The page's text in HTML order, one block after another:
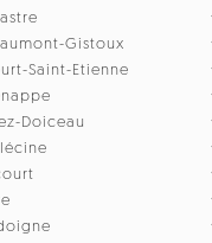
Gistoux
Saint-Etienne
Doiceau